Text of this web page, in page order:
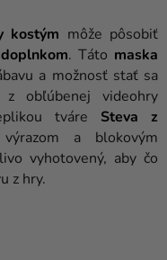
kostým môže pôsobiť
doplnkom. Táto maska
a možnosť stať sa
z obľúbenej videohry
tváre Steva z
a blokovým
vyhotovený, aby čo
z hry.